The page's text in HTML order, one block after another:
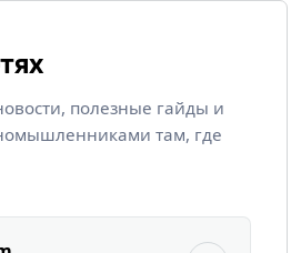
полезные гайды и
там, где